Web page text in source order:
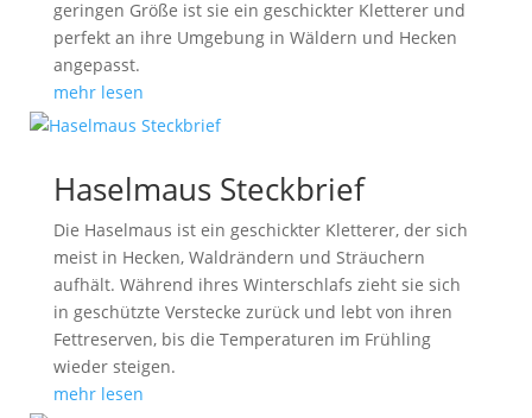
geringen Größe ist sie ein geschickter Kletterer und
perfekt an ihre Umgebung in Wäldern und Hecken
angepasst.
mehr lesen
Haselmaus Steckbrief
Die Haselmaus ist ein geschickter Kletterer, der sich
meist in Hecken, Waldrändern und Sträuchern
aufhält. Während ihres Winterschlafs zieht sie sich
in geschützte Verstecke zurück und lebt von ihren
Fettreserven, bis die Temperaturen im Frühling
wieder steigen.
mehr lesen